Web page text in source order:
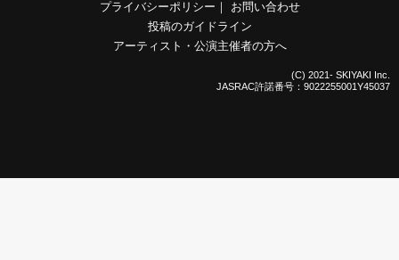
プライバシーポリシー
お問い合わせ
投稿のガイドライン
アーティスト・公演主催者の方へ
(C) 2021- SKIYAKI Inc.
JASRAC許諾番号：9022255001Y45037